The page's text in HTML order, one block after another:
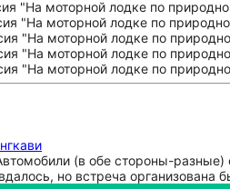
(в обе стороны-
но встреча организована